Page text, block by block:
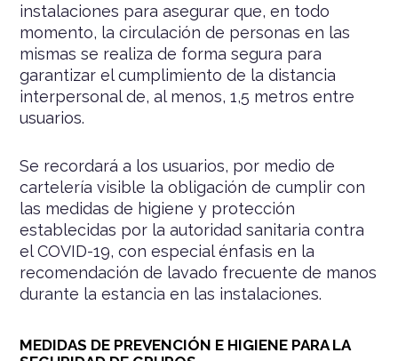
instalaciones para asegurar que, en todo
momento, la circulación de personas en las
mismas se realiza de forma segura para
garantizar el cumplimiento de la distancia
interpersonal de, al menos, 1,5 metros entre
usuarios.
Se recordará a los usuarios, por medio de
cartelería visible la obligación de cumplir con
las medidas de higiene y protección
establecidas por la autoridad sanitaria contra
el COVID-19, con especial énfasis en la
recomendación de lavado frecuente de manos
durante la estancia en las instalaciones.
MEDIDAS DE PREVENCIÓN E HIGIENE PARA LA